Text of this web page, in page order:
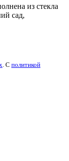
из стекла
сад,
. С политикой